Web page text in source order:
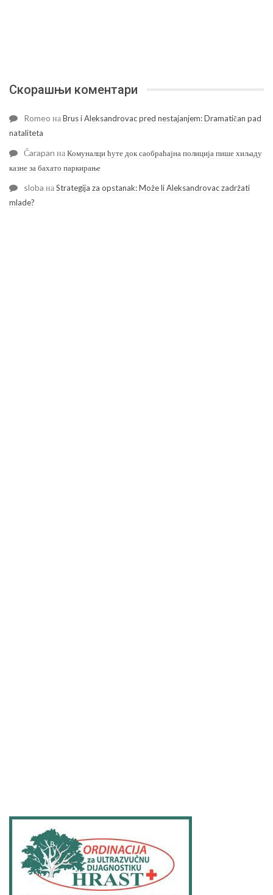
Скорашњи коментари
Romeo наBrus i Aleksandrovac pred nestajanjem: Dramatičan pad
nataliteta
Čarapan наКомуналци ћуте док саобраћајна полиција пише хиљаду
казне за бахато паркирање
sloba наStrategija za opstanak: Može li Aleksandrovac zadržati
mlade?